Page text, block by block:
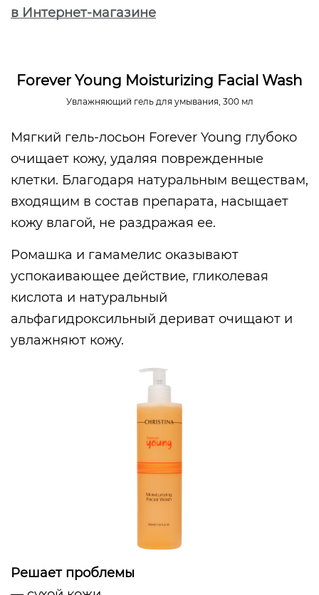
в Интернет-магазине
Forever Young Moisturizing Facial Wash
Увлажняющий гель для умывания, 300 мл
Мягкий гель-лосьон Forever Young глубоко
очищает кожу, удаляя поврежденные
клетки. Благодаря натуральным веществам,
входящим в состав препарата, насыщает
кожу влагой, не раздражая ее.
Ромашка и гамамелис оказывают
успокаивающее действие, гликолевая
кислота и натуральный
альфагидроксильный дериват очищают и
увлажняют кожу.
Решает проблемы